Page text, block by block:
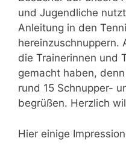
und Jugendliche
Anleitung in den
hereinzuschnuppern.
die Trainerinnen und
gemacht haben,
rund 15 Schnupper-
begrüßen. Herzlich
Hier einige